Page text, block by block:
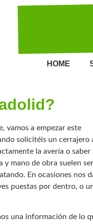
HOME
vamos a empezar este
solicitéis un cerrajero
la avería o saber
y mano de obra suelen ser
En ocasiones nos
puestas por dentro, o
una información de lo